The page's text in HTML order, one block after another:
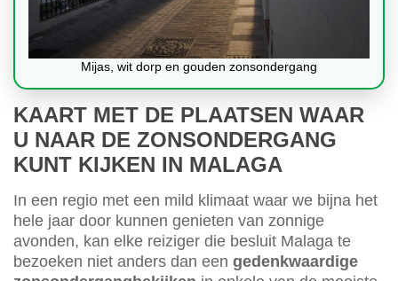
Mijas, wit dorp en gouden zonsondergang
KAART MET DE PLAATSEN WAAR
U NAAR DE ZONSONDERGANG
KUNT KIJKEN IN MALAGA
In een regio met een mild klimaat waar we bijna het
hele jaar door kunnen genieten van zonnige
avonden, kan elke reiziger die besluit Malaga te
bezoeken niet anders dan een gedenkwaardige